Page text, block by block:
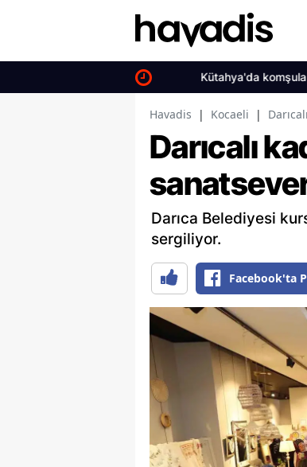
Kütahya'da komşuların
Havadis | Kocaeli |
Darıcalı
Darıca Belediyesi
sergiliyor.
Facebook'ta